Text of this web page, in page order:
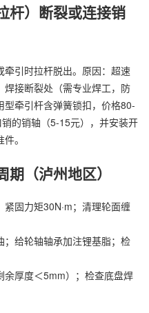
杆）断裂或连接销
引时拉杆脱出。原因：超速
接断裂处（需专业焊工，防
型牵引杆含弹簧锁扣，价格80-
的销轴（5-15元），并安装开
。
（泸州地区）
固力矩30N·m；清理轮面缠
给轮轴轴承加注锂基脂；检
厚度＜5mm）；检查底盘焊